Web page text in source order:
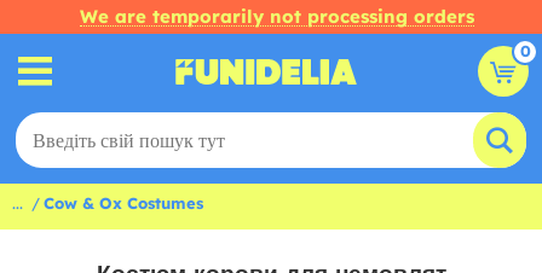
We are temporarily not processing orders
0
... Cow & Ox Costumes